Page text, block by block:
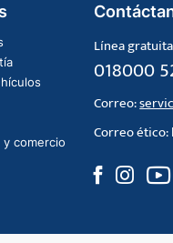
comercio
Línea
018000
Correo:
Correo ético: